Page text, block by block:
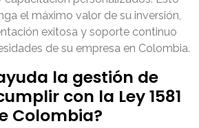
el máximo valor de su inversión,
exitosa y soporte continuo
de su empresa en Colombia.
la gestión de
con la Ley 1581
Colombia?